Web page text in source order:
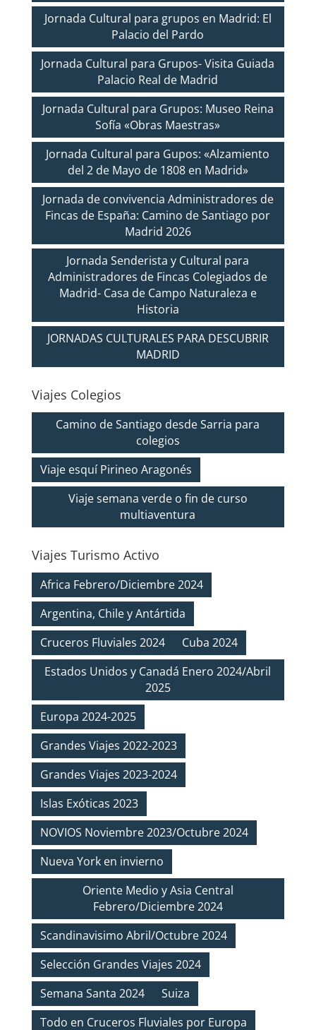
Jornada Cultural para grupos en Madrid: El
Palacio del Pardo
Jornada Cultural para Grupos- Visita Guiada
Palacio Real de Madrid
Jornada Cultural para Grupos: Museo Reina
Sofía «Obras Maestras»
Jornada Cultural para Gupos: «Alzamiento
del 2 de Mayo de 1808 en Madrid»
Jornada de convivencia Administradores de
Fincas de España: Camino de Santiago por
Madrid 2026
Jornada Senderista y Cultural para
Administradores de Fincas Colegiados de
Madrid- Casa de Campo Naturaleza e
Historia
JORNADAS CULTURALES PARA DESCUBRIR
MADRID
Viajes Colegios
Camino de Santiago desde Sarria para
colegios
Viaje esquí Pirineo Aragonés
Viaje semana verde o fin de curso
multiaventura
Viajes Turismo Activo
Africa Febrero/Diciembre 2024
Argentina, Chile y Antártida
Cruceros Fluviales 2024
Cuba 2024
Estados Unidos y Canadá Enero 2024/Abril
2025
Europa 2024-2025
Grandes Viajes 2022-2023
Grandes Viajes 2023-2024
Islas Exóticas 2023
NOVIOS Noviembre 2023/Octubre 2024
Nueva York en invierno
Oriente Medio y Asia Central
Febrero/Diciembre 2024
Scandinavisimo Abril/Octubre 2024
Selección Grandes Viajes 2024
Semana Santa 2024
Suiza
Todo en Cruceros Fluviales por Europa